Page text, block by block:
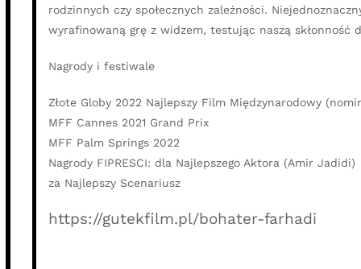
rodzinnych czy społecznych zależności.
wyrafinowaną grę z widzem, testując naszą skłonność
Nagrody i festiwale
Złote Globy 2022 Najlepszy Film Międzynarodowy
MFF Cannes 2021 Grand Prix
MFF Palm Springs 2022
Nagrody FIPRESCI: dla Najlepszego Aktora (Amir Jadidi)
za Najlepszy Scenariusz
https://gutekfilm.pl/bohater-farhadi